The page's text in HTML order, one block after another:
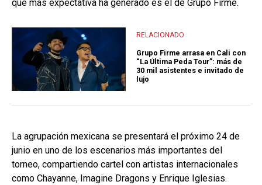
que más expectativa ha generado es el de Grupo Firme.
RELACIONADO
Grupo Firme arrasa en Cali con
“La Última Peda Tour”: más de
30 mil asistentes e invitado de
lujo
La agrupación mexicana se presentará el próximo 24 de
junio en uno de los escenarios más importantes del
torneo, compartiendo cartel con artistas internacionales
como Chayanne, Imagine Dragons y Enrique Iglesias.